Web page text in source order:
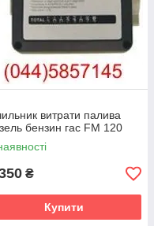
витрати палива
бензин гас FM 120
₴
Купити